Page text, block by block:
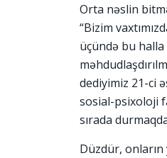
Orta nəslin
“Bizim
üçündə bu
dediyimiz 21-ci
sosial-psixoloji
sırada
Düzdür, onların